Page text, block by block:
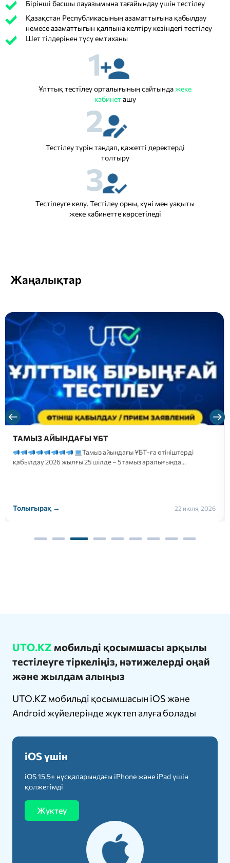
Бірінші басшы лауазымына тағайындау үшін тестілеу
Қазақстан Республикасының азаматтығына қабылдау
немесе азаматтығын қалпына келтіру кезіндегі тестілеу
Шет тілдерінен түсу емтиханы
1
Ұлттық тестілеу орталығының сайтындажеке
кабинеташу
2
Тестілеу түрін таңдап, қажетті деректерді
толтыру
3
Тестілеуге келу. Тестілеу орны, күні мен уақыты
жеке кабинетте көрсетіледі
Жаңалықтар
ТАМЫЗ АЙЫНДАҒЫ ҰБТ
Тамыз айындағы ҰБТ-ға өтініштерді
қабылдау 2026 жылғы 25 шілде – 5 тамыз аралығында…
Толығырақ → 22 июля, 2026
UTO.KZ мобильді қосымшасы арқылы
тестілеуге тіркеліңіз, нәтижелерді оңай
және жылдам алыңыз
UTO.KZ мобильді қосымшасын iOS және
Android жүйелерінде жүктеп алуға болады
iOS үшін
iOS 15.5+ нұсқаларындағы iPhone және iPad үшін
қолжетімді
Жүктеу